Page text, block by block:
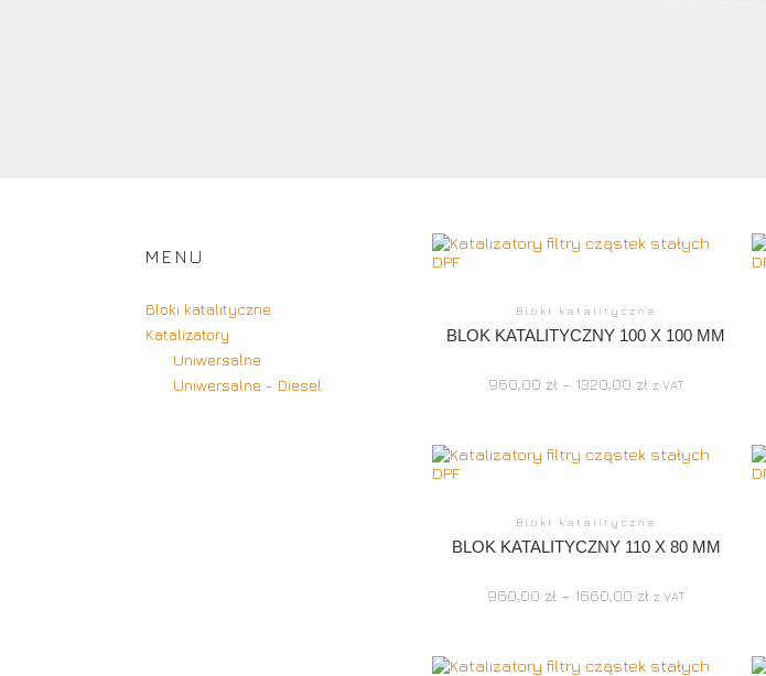
Bloki katalityczne
BLOK KATALITYCZNY 100 X 100 MM
960,00 zł – 1320,00 zł z VAT
Bloki katalityczne
BLOK KATALITYCZNY 110 X 80 MM
960,00 zł – 1660,00 zł z VAT
MENU
Bloki katalityczne
Katalizatory
Uniwersalne
Uniwersalne - Diesel